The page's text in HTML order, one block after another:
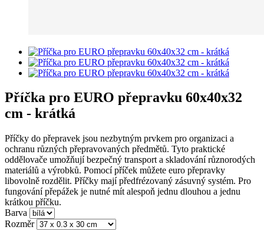
Příčka pro EURO přepravku 60x40x32
cm - krátká
Příčky do přepravek jsou nezbytným prvkem pro organizaci a
ochranu různých přepravovaných předmětů. Tyto praktické
oddělovače umožňují bezpečný transport a skladování různorodých
materiálů a výrobků. Pomocí příček můžete euro přepravky
libovolně rozdělit. Příčky mají předfrézovaný zásuvný systém. Pro
fungování přepážek je nutné mít alespoň jednu dlouhou a jednu
krátkou příčku.
Barva
Rozměr